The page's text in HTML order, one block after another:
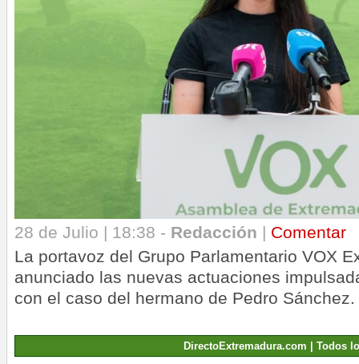
28 de Julio | 18:38 - Redacción | Comentar
La portavoz del Grupo Parlamentario VOX
anunciado las nuevas actuaciones
con el caso del hermano de Pedro Sánchez.
DirectoExtremadura.com | Todos